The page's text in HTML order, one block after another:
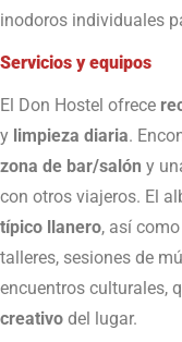
inodoros individuales
Servicios y equipos
El Don Hostel ofrece
y limpieza diaria.
zona de bar/salón y
con otros viajeros. El
típico llanero, así como
talleres, sesiones de
encuentros culturales,
creativo del lugar.